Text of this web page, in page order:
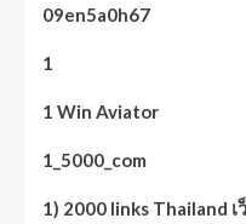
09en5a0h67
1
1 Win Aviator
1_5000_com
1) 2000 links Thailand